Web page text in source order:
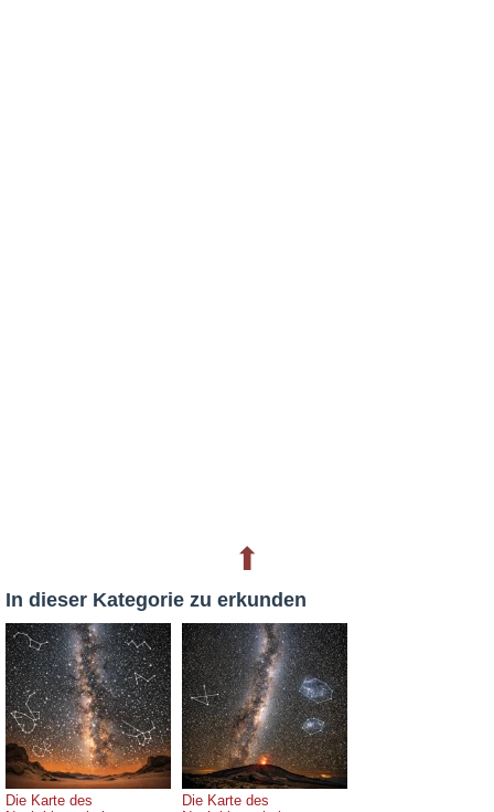
⬆
In dieser Kategorie zu erkunden
Die Karte des
Die Karte des